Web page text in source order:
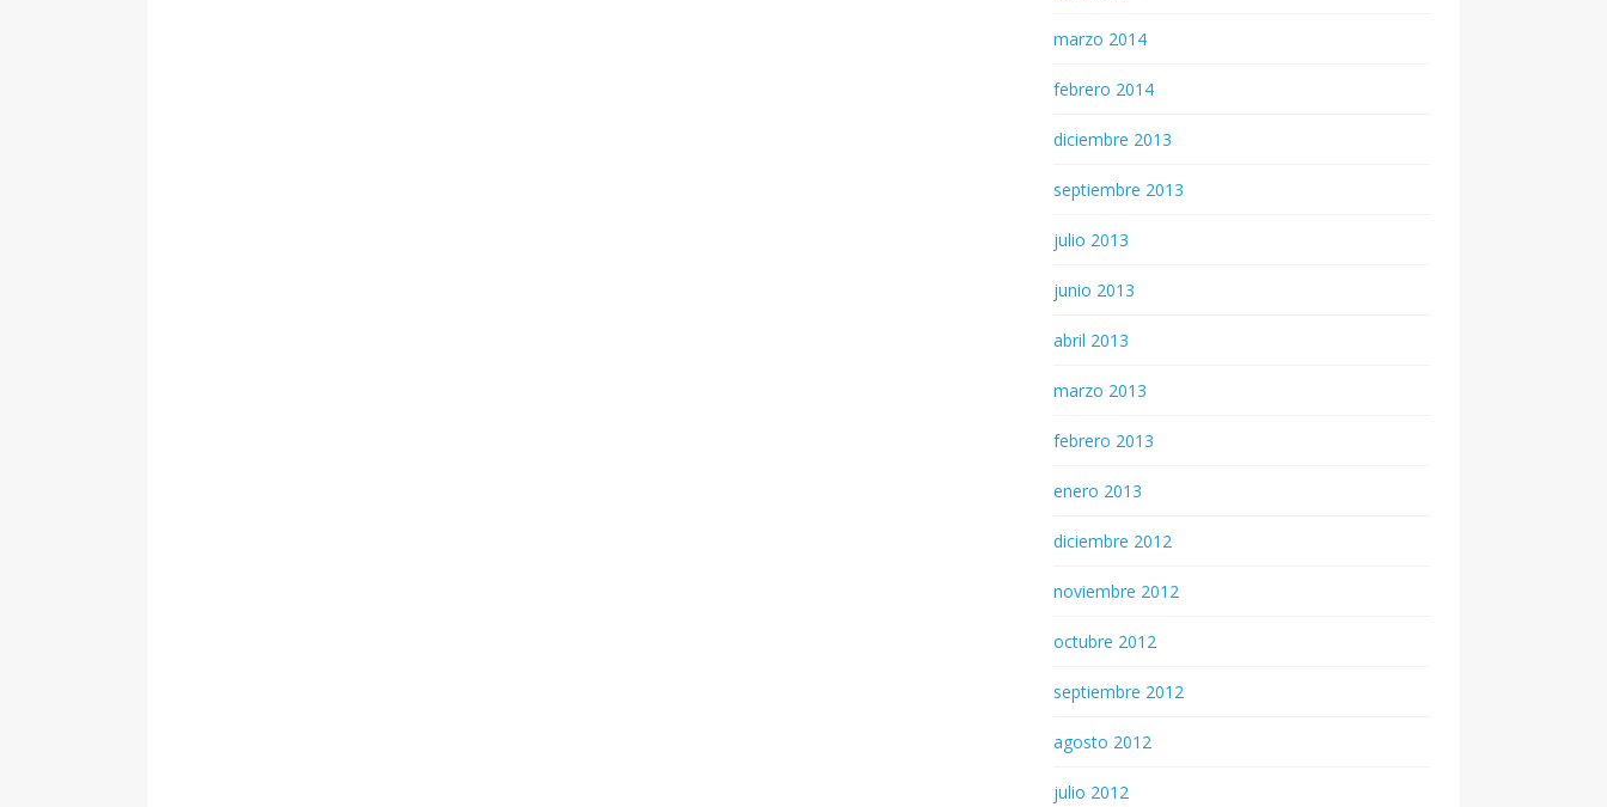
marzo 2014
febrero 2014
diciembre 2013
septiembre 2013
julio 2013
junio 2013
abril 2013
marzo 2013
febrero 2013
enero 2013
diciembre 2012
noviembre 2012
octubre 2012
septiembre 2012
agosto 2012
julio 2012